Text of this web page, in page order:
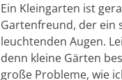
Ein Kleingarten ist
Gartenfreund, der ein
leuchtenden Augen.
denn kleine Gärten
große Probleme, wie